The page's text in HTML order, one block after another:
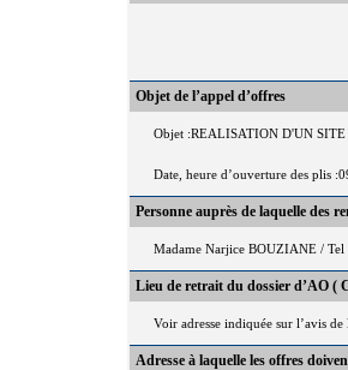
Objet de l’appel d’offres
Objet :REALISATION D'UN
Date, heure d’ouverture des plis
Personne auprès de laquelle des
Madame Narjice BOUZIANE /
Lieu de retrait du dossier d’AO (
Voir adresse indiquée sur l’avis de
Adresse à laquelle les offres